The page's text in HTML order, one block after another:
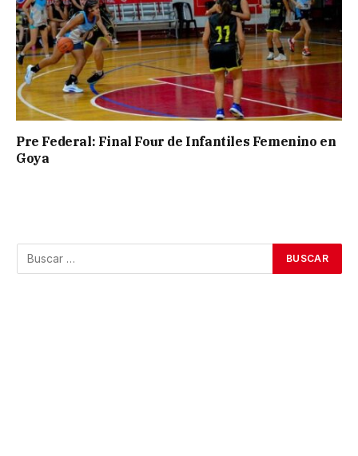
Pre Federal: Final Four de Infantiles Femenino en
Goya